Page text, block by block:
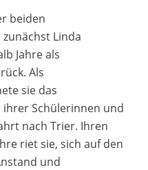
beiden
Linda
Jahre als
Als
sie das
Schülerinnen und
nach Trier. Ihren
riet sie, sich auf den
und